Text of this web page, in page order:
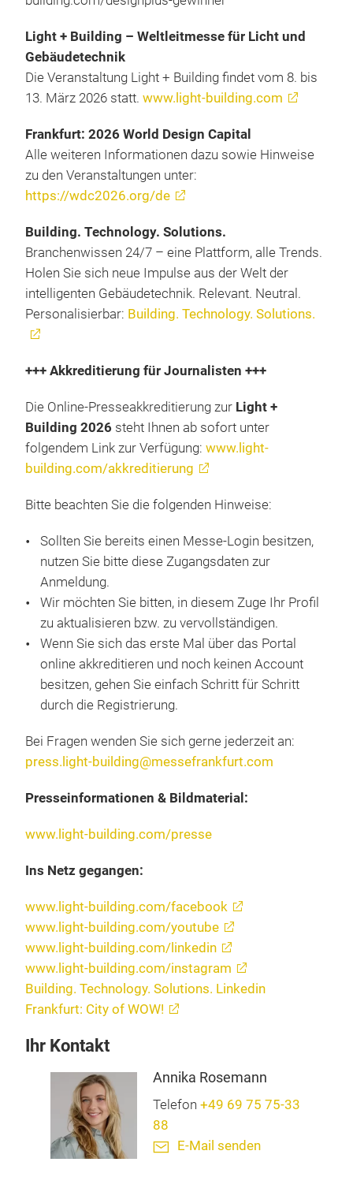
Light + Building – Weltleitmesse für Licht und
Gebäudetechnik
Die Veranstaltung Light + Building findet vom 8. bis
13. März 2026 statt. www.light-building.com
Frankfurt: 2026 World Design Capital
Alle weiteren Informationen dazu sowie Hinweise
zu den Veranstaltungen unter:
https://wdc2026.org/de
Building. Technology. Solutions.
Branchenwissen 24/7 – eine Plattform, alle Trends.
Holen Sie sich neue Impulse aus der Welt der
intelligenten Gebäudetechnik. Relevant. Neutral.
Personalisierbar: Building. Technology. Solutions.
+++ Akkreditierung für Journalisten +++
Die Online-Presseakkreditierung zur Light +
Building 2026 steht Ihnen ab sofort unter
folgendem Link zur Verfügung: www.light-
building.com/akkreditierung
Bitte beachten Sie die folgenden Hinweise:
Sollten Sie bereits einen Messe-Login besitzen,
nutzen Sie bitte diese Zugangsdaten zur
Anmeldung.
Wir möchten Sie bitten, in diesem Zuge Ihr Profil
zu aktualisieren bzw. zu vervollständigen.
Wenn Sie sich das erste Mal über das Portal
online akkreditieren und noch keinen Account
besitzen, gehen Sie einfach Schritt für Schritt
durch die Registrierung.
Bei Fragen wenden Sie sich gerne jederzeit an:
press.light-building@messefrankfurt.com
Presseinformationen & Bildmaterial:
www.light-building.com/presse
Ins Netz gegangen:
www.light-building.com/facebook
www.light-building.com/youtube
www.light-building.com/linkedin
www.light-building.com/instagram
Building. Technology. Solutions. Linkedin
Frankfurt: City of WOW!
Ihr Kontakt
Annika Rosemann
Telefon +49 69 75 75-33
88
E-Mail senden